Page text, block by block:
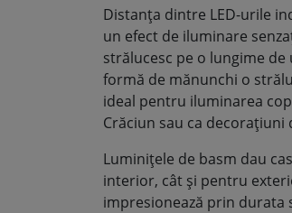
Distanța dintre LED-urile
un efect de iluminare
strălucesc pe o lungime
formă de mănunchi o
ideal pentru iluminarea
Crăciun sau ca decorațiuni
Luminițele de basm dau
interior, cât și pentru
impresionează prin durata